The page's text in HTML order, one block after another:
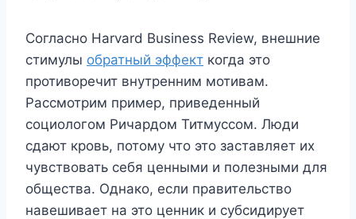
Согласно Harvard Business Review, внешние
стимулы обратный эффект когда это
противоречит внутренним мотивам.
Рассмотрим пример, приведенный
социологом Ричардом Титмуссом. Люди
сдают кровь, потому что это заставляет их
чувствовать себя ценными и полезными для
общества. Однако, если правительство
навешивает на это ценник и субсидирует